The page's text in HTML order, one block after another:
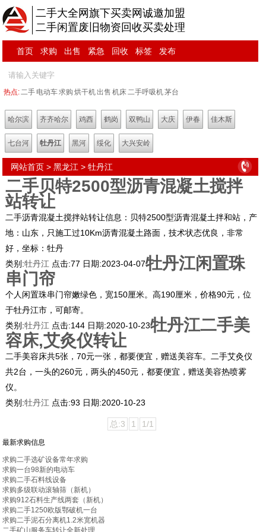
二手大全网旗下买卖网诚邀加盟
二手闲置废旧物资回收买卖处理
首页 求购 出售 紧急 回收 标签 发布
热点:二手 电动车求购 烘干机出售 机床二手呼吸机茅台
哈尔滨 齐齐哈尔 鸡西 鹤岗 双鸭山 大庆 伊春 佳木斯
七台河 牡丹江 黑河 绥化 大兴安岭
网站首页 >黑龙江 >牡丹江
二手贝特2500型沥青混凝土搅拌
站转让
二手沥青混凝土搅拌站转让信息：贝特2500型沥青混凝土拌和站，产
地：山东，只施工过10Km沥青混凝土路面，技术状态优良，非常
好，坐标：牡丹
类别:牡丹江 点击:77 日期:2023-04-07牡丹江闲置珠
串门帘
个人闲置珠串门帘嫩绿色，宽150厘米。高190厘米，价格90元，位
于牡丹江市，可邮寄。
类别:牡丹江 点击:144 日期:2020-10-23牡丹江二手美
容床,艾灸仪转让
二手美容床共5张，70元一张，都要便宜，赠送美容车。二手艾灸仪
共2台，一头的260元，两头的450元，都要便宜，赠送美容热喷雾
仪。
类别:牡丹江 点击:93 日期:2020-10-23
总:3 1 1/1
最新求购信息
求购二手选矿设备常年求购
求购一台98新的电动车
求购二手石料线设备
求购多级联动滚轴筛（新机）
求购912石料生产线两套（新机）
求购二手1250欧版鄂破机一台
求购二手泥石分离机1.2米宽机器
二手矿山服务车转让全新处理